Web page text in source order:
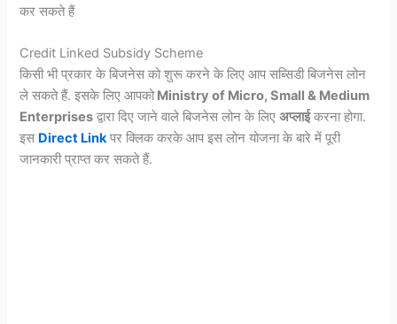
कर सकते हैं
Credit Linked Subsidy Scheme
किसी भी प्रकार के बिजनेस को शुरू करने के लिए आप सब्सिडी बिजनेस लोन
ले सकते हैं. इसके लिए आपकोMinistry of Micro, Small & Medium
Enterprises द्वारा दिए जाने वाले बिजनेस लोन के लिएअप्लाईकरना होगा.
इस Direct Linkपर क्लिक करके आप इस लोन योजना के बारे में पूरी
जानकारी प्राप्त कर सकते हैं.